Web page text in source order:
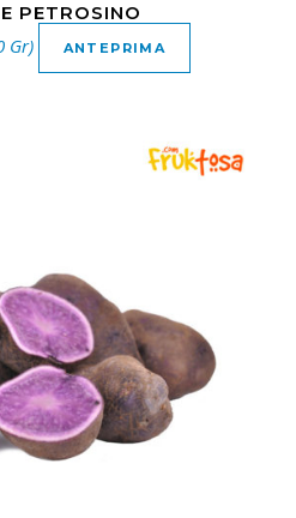
PETROSINO
Gr) ANTEPRIMA